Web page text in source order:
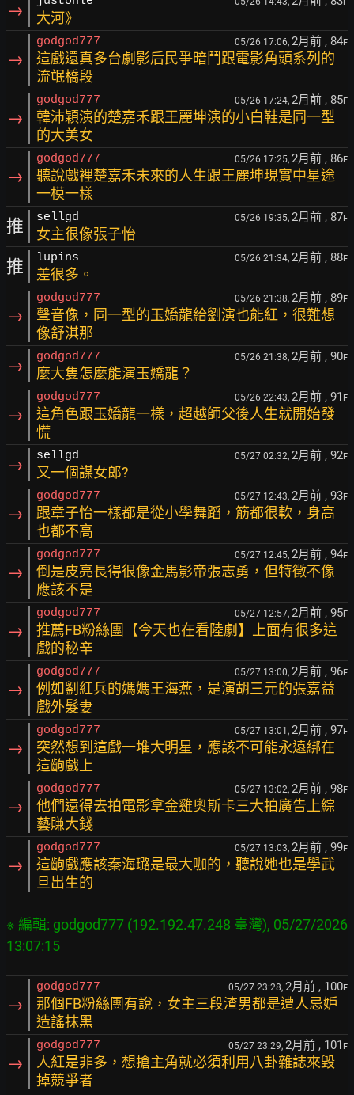
→ 大河》
→
godgod777 05/26 17:06, 2月前 , 84F
這戲還真多台劇影后民爭暗鬥跟電影角頭系列的
流氓橋段
→
godgod777 05/26 17:24, 2月前 , 85F
韓沛穎演的楚嘉禾跟王麗坤演的小白鞋是同一型
的大美女
→
godgod777 05/26 17:25, 2月前 , 86F
聽說戲裡楚嘉禾未來的人生跟王麗坤現實中星途
一模一樣
推 sellgd 05/26 19:35, 2月前 , 87F
女主很像張子怡
推 lupins 05/26 21:34, 2月前 , 88F
差很多。
→
godgod777 05/26 21:38, 2月前 , 89F
聲音像，同一型的玉嬌龍給劉演也能紅，很難想
像舒淇那
→ godgod777 05/26 21:38, 2月前 , 90F
麼大隻怎麼能演玉嬌龍？
→
godgod777 05/26 22:43, 2月前 , 91 F
這角色跟玉嬌龍一樣，超越師父後人生就開始發
慌
→ sellgd 05/27 02:32, 2月前 , 92F
又一個謀女郎?
→
godgod777 05/27 12:43, 2月前 , 93F
跟章子怡一樣都是從小學舞蹈，筋都很軟，身高
也都不高
→
godgod777 05/27 12:45, 2月前 , 94F
倒是皮亮長得很像金馬影帝張志勇，但特徵不像
應該不是
→
godgod777 05/27 12:57, 2月前 , 95F
推薦FB粉絲團【今天也在看陸劇】上面有很多這
戲的秘辛
→
godgod777 05/27 13:00, 2月前 , 96F
例如劉紅兵的媽媽王海燕，是演胡三元的張嘉益
戲外髮妻
→
godgod777 05/27 13:01, 2月前 , 97F
突然想到這戲一堆大明星，應該不可能永遠綁在
這齣戲上
→
godgod777 05/27 13:02, 2月前 , 98F
他們還得去拍電影拿金雞奧斯卡三大拍廣告上綜
藝賺大錢
→
godgod777 05/27 13:03, 2月前 , 99F
這齣戲應該秦海璐是最大咖的，聽說她也是學武
旦出生的
※ 編輯: godgod777 (192.192.47.248 臺灣), 05/27/2026
→
godgod777 05/27 23:28, 2月前 , 100F
那個FB粉絲團有說，女主三段渣男都是遭人忌妒
造謠抹黑
→
godgod777 05/27 23:29, 2月前 , 101 F
人紅是非多，想搶主角就必須利用八卦雜誌來毀
掉競爭者